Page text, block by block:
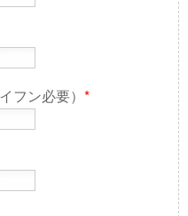
フン必要） *